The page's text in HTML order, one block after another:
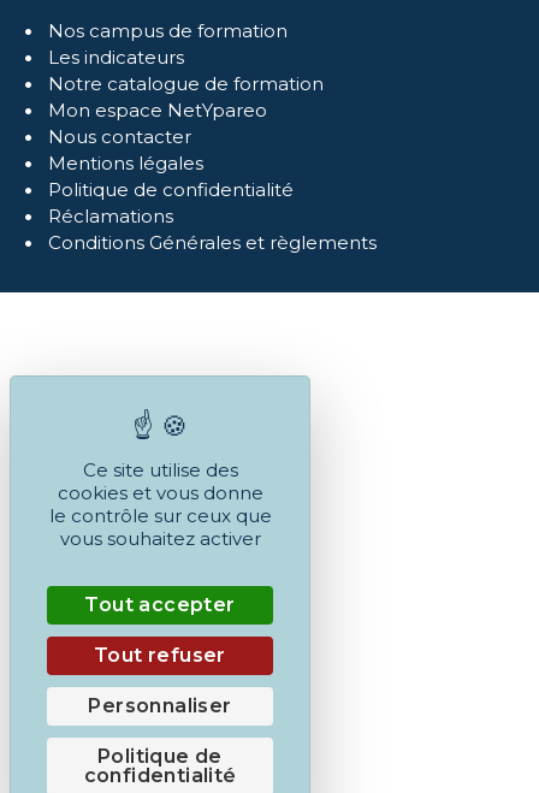
Nos campus de formation
Les indicateurs
Notre catalogue de formation
Mon espace NetYpareo
Nous contacter
Mentions légales
Politique de confidentialité
Réclamations
Conditions Générales et règlements
Ce site utilise des
cookies et vous donne
le contrôle sur ceux que
vous souhaitez activer
Tout accepter
Tout refuser
Personnaliser
Politique de
confidentialité